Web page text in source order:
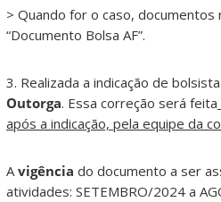
> Quando for o caso,
“Documento Bolsa AF”.
3. Realizada a indicação de
Outorga. Essa correção será feita
após a indicação, pela equipe da
Avigência do documento a ser
atividades: SETEMBRO/2024 a